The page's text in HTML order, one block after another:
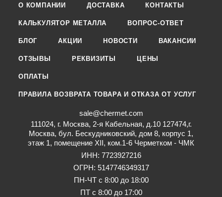
О КОМПАНИИ ДОСТАВКА КОНТАКТЫ
КАЛЬКУЛЯТОР МЕТАЛЛА ВОПРОС-ОТВЕТ
БЛОГ АКЦИИ НОВОСТИ ВАКАНСИИ
ОТЗЫВЫ РЕКВИЗИТЫ ЦЕНЫ
ОПЛАТЫ
ПРАВИЛА ВОЗВРАТА ТОВАРА И ОТКАЗА ОТ УСЛУГ
sale@chermet.com
111024, г. Москва, 2-я Кабельная, д.10 127474,г.
Москва, бул. Бескудниковский, дом 8, корпус 1,
этаж 1, помещение XII, ком.1-6 Черметком - ЧМК
ИНН: 7723927216
ОГРН: 5147746349317
ПН-ЧТ с 8:00 до 18:00
ПТ с 8:00 до 17:00